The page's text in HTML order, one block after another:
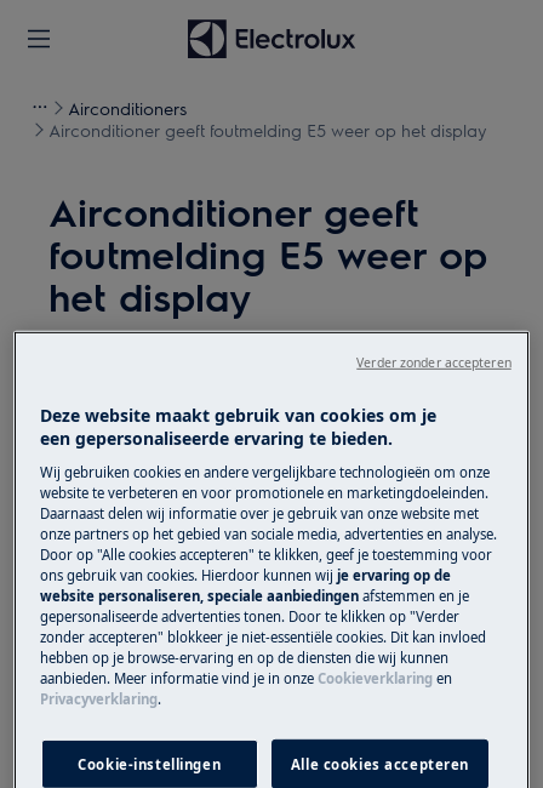
Airconditioners
Airconditioner geeft foutmelding E5 weer op het display
Airconditioner geeft
foutmelding E5 weer op
het display
Kwestie
op het display. Dit duidt op een probleem
van de sensor van het koelsysteem.
Heeft betrekking op
Airconditioner
Oplossing
Neem contact op met onze servicedienst
voor een afspraak.
Wanneer de bovenstaande suggesties het
probleem niet hebben opgelost, adviseren wij
Deze website maakt gebruik van cookies om je
een gepersonaliseerde ervaring te bieden.
Wij gebruiken cookies en andere vergelijkbare technologieën om onze
website te verbeteren en voor promotionele en marketingdoeleinden.
Daarnaast delen wij informatie over je gebruik van onze website met
onze partners op het gebied van sociale media, advertenties en analyse.
Door op "Alle cookies accepteren" te klikken, geef je toestemming voor
ons gebruik van cookies. Hierdoor kunnen wijje ervaring op de
website personaliseren, speciale aanbiedingen afstemmen en je
gepersonaliseerde advertenties tonen. Door te klikken op "Verder
zonder accepteren" blokkeer je niet-essentiële cookies. Dit kan invloed
hebben op je browse-ervaring en op de diensten die wij kunnen
aanbieden. Meer informatie vind je in onzeCookieverklaring en
Privacyverklaring.
Cookie-instellingen Alle cookies accepteren
Verder zonder accepteren